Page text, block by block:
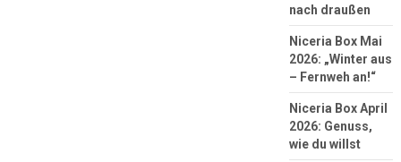
nach draußen
Niceria Box Mai
2026: „Winter aus
– Fernweh an!“
Niceria Box April
2026: Genuss,
wie du willst